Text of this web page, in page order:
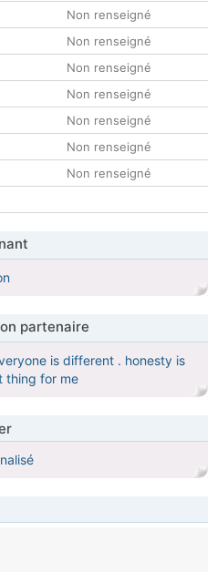
Non renseigné
Non renseigné
Non renseigné
Non renseigné
Non renseigné
Non renseigné
Non renseigné
partenaire
is different . honesty is
thing for me